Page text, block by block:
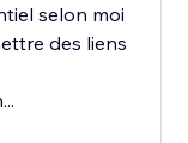
selon moi
des liens